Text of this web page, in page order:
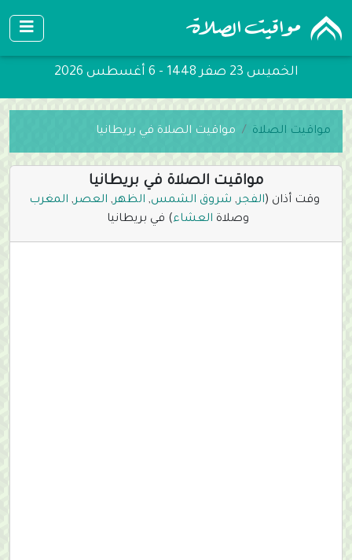
الخميس 23 صفر 1448 - 6 أغسطس 2026
مواقيت الصلاة مواقيت الصلاة في بريطانيا
مواقيت الصلاة في بريطانيا
وقت أذان (الفجر, شروق الشمس, الظهر, العصر, المغرب
وصلاة العشاء) في بريطانيا